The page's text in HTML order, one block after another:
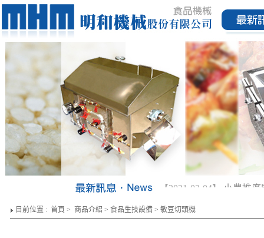
【2021-03-04】 小農推
目前位置 : 首頁 > 商品介紹 > 食品生技設備 > 敏豆切頭機